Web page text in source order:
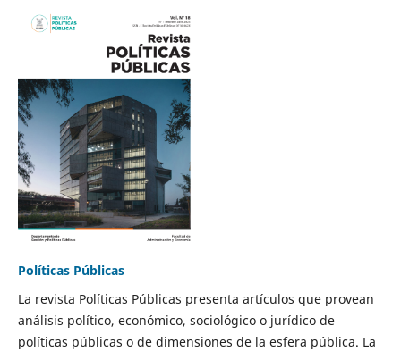
Políticas Públicas
La revista Políticas Públicas presenta artículos que provean
análisis político, económico, sociológico o jurídico de
políticas públicas o de dimensiones de la esfera pública. La